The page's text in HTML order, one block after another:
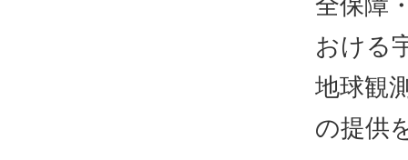
おける
地球観
の提供